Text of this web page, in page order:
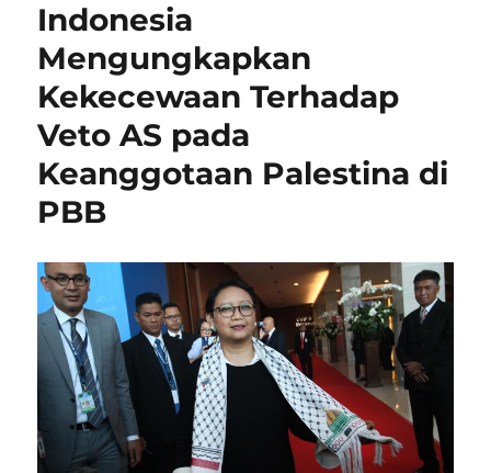
Indonesia
Mengungkapkan
Kekecewaan Terhadap
Veto AS pada
Keanggotaan Palestina di
PBB